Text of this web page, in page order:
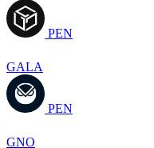
PEN
GALA
PEN
GNO